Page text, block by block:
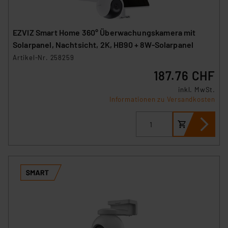
Datenschutzerklärung
EZVIZ Smart Home 360° Überwachungskamera mit
Solarpanel, Nachtsicht, 2K, HB90 + 8W-Solarpanel
Artikel-Nr. 258259
187.76 CHF
inkl. MwSt.
Informationen zu Versandkosten